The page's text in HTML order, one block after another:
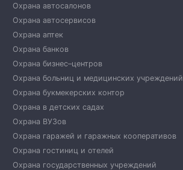
Охрана автосалонов
Охрана автосервисов
Охрана аптек
Охрана банков
Охрана бизнес–центров
Охрана больниц и медицинских учреждений
Охрана букмекерских контор
Охрана в детских садах
Охрана ВУЗов
Охрана гаражей и гаражных кооперативов
Охрана гостиниц и отелей
Охрана государственных учреждений